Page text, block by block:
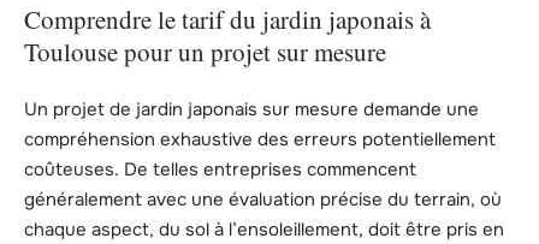
Comprendre le tarif du jardin japonais à
Toulouse pour un projet sur mesure
Un projet de jardin japonais sur mesure demande une
compréhension exhaustive des erreurs potentiellement
coûteuses. De telles entreprises commencent
généralement avec une évaluation précise du terrain, où
chaque aspect, du sol à l’ensoleillement, doit être pris en